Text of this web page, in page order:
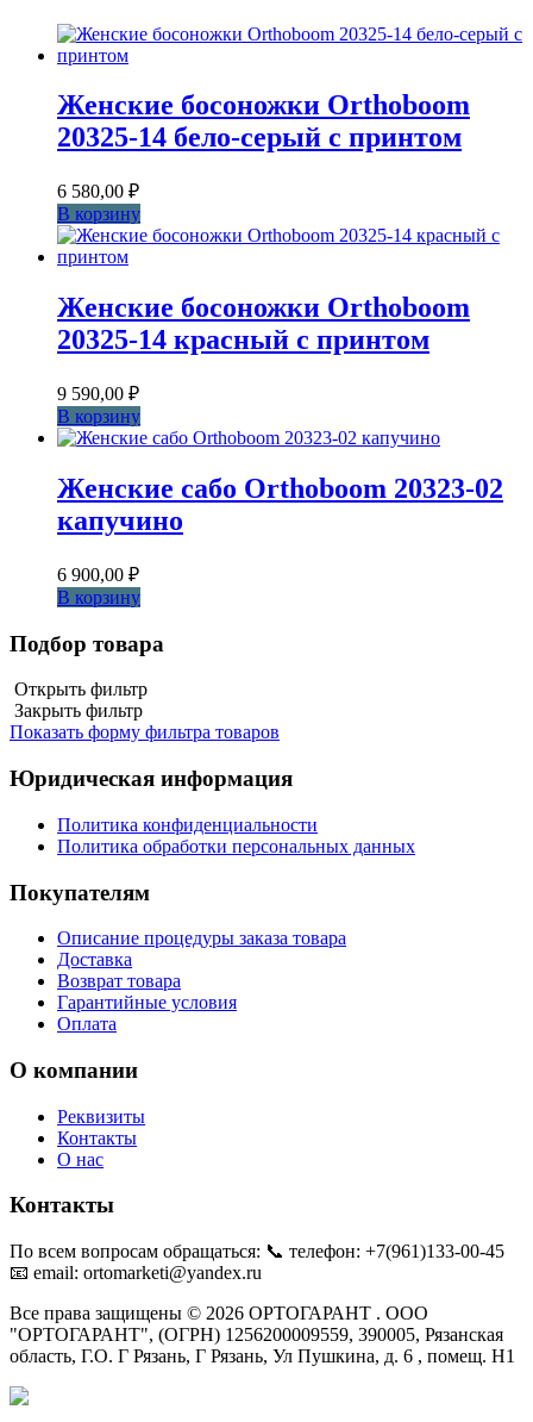
Женские босоножки Orthoboom
20325-14 бело-серый с принтом
6 580,00 ₽
В корзину
Женские босоножки Orthoboom
20325-14 красный с принтом
9 590,00 ₽
В корзину
Женские сабо Orthoboom 20323-02
капучино
6 900,00 ₽
В корзину
Подбор товара
Открыть фильтр
Закрыть фильтр
Показать форму фильтра товаров
Юридическая информация
Политика конфиденциальности
Политика обработки персональных данных
Покупателям
Описание процедуры заказа товара
Доставка
Возврат товара
Гарантийные условия
Оплата
О компании
Реквизиты
Контакты
О нас
Контакты
По всем вопросам обращаться: 📞 телефон: +7(961)133-00-45
📧 email: ortomarketi@yandex.ru
Все права защищены © 2026 ОРТОГАРАНТ . ООО
"ОРТОГАРАНТ", (ОГРН) 1256200009559, 390005, Рязанская
область, Г.О. Г Рязань, Г Рязань, Ул Пушкина, д. 6 , помещ. Н1